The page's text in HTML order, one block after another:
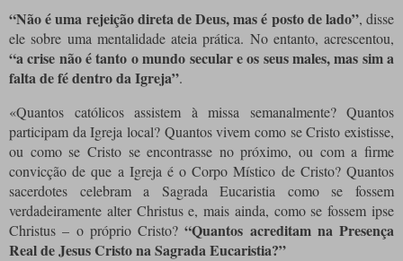
“Não é uma rejeição direta de Deus, mas é posto de lado”, disse
ele sobre uma mentalidade ateia prática. No entanto, acrescentou,
“a crise não é tanto o mundo secular e os seus males, mas sim a
falta de fé dentro da Igreja”.
«Quantos católicos assistem à missa semanalmente? Quantos
participam da Igreja local? Quantos vivem como se Cristo existisse,
ou como se Cristo se encontrasse no próximo, ou com a firme
convicção de que a Igreja é o Corpo Místico de Cristo? Quantos
sacerdotes celebram a Sagrada Eucaristia como se fossem
verdadeiramente alter Christus e, mais ainda, como se fossem ipse
Christus – o próprio Cristo?“Quantos acreditam na Presença
Real de Jesus Cristo na Sagrada Eucaristia?”